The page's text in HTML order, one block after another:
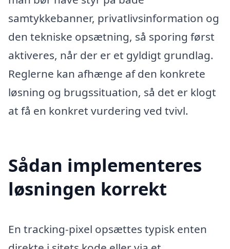
samtykkebanner, privatlivsinformation og
den tekniske opsætning, så sporing først
aktiveres, når der er et gyldigt grundlag.
Reglerne kan afhænge af den konkrete
løsning og brugssituation, så det er klogt
at få en konkret vurdering ved tvivl.
Sådan implementeres
løsningen korrekt
En tracking-pixel opsættes typisk enten